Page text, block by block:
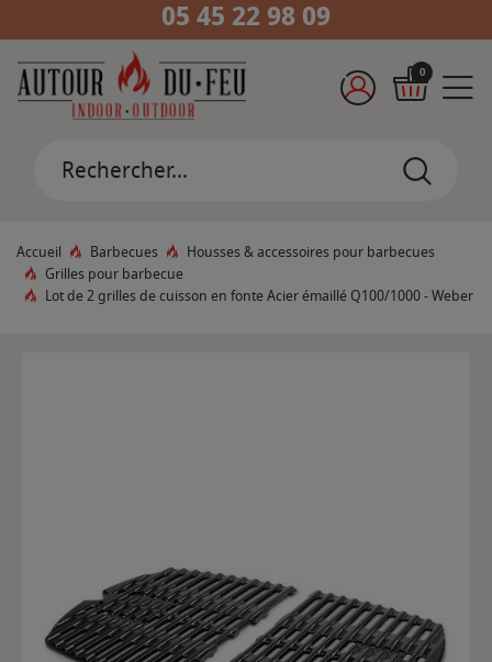
05 45 22 98 09
0
Accueil Barbecues
Housses & accessoires pour barbecues
Grilles pour barbecue
Lot de 2 grilles de cuisson en fonte Acier émaillé Q100/1000 - Weber